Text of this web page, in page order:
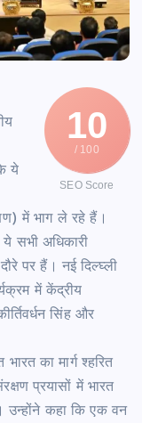
10
/ 100
SEO Score
ये
में भाग ले रहे हैं।
सभी अधिकारी
पर हैं। नई दिल्घ्ली
में केंद्रीय
सिंह और
का मार्ग श्हरित
प्रयासों में भारत
उन्होंने कहा कि एक वन